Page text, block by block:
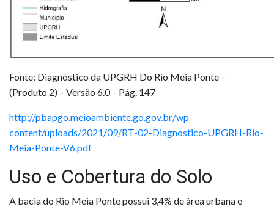
Fonte: Diagnóstico da UPGRH Do Rio Meia Ponte –
(Produto 2) – Versão 6.0 – Pág. 147
http://pbapgo.meioambiente.go.gov.br/wp-
content/uploads/2021/09/RT-02-Diagnostico-UPGRH-Rio-
Meia-Ponte-V6.pdf
Uso e Cobertura do Solo
A bacia do Rio Meia Ponte possui 3,4% de área urbana e